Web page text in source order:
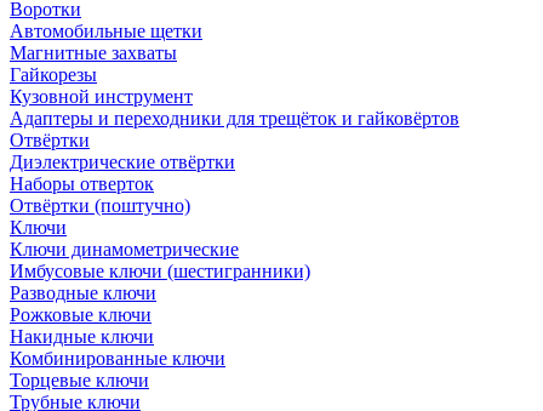
Воротки
Автомобильные щетки
Магнитные захваты
Гайкорезы
Кузовной инструмент
Адаптеры и переходники для трещёток и гайковёртов
Отвёртки
Диэлектрические отвёртки
Наборы отверток
Отвёртки (поштучно)
Ключи
Ключи динамометрические
Имбусовые ключи (шестигранники)
Разводные ключи
Рожковые ключи
Накидные ключи
Комбинированные ключи
Торцевые ключи
Трубные ключи